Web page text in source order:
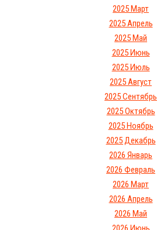
2025 Март
2025 Апрель
2025 Май
2025 Июнь
2025 Июль
2025 Август
2025 Сентябрь
2025 Октябрь
2025 Ноябрь
2025 Декабрь
2026 Январь
2026 Февраль
2026 Март
2026 Апрель
2026 Май